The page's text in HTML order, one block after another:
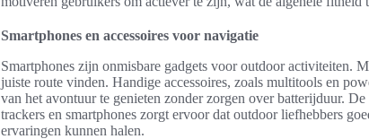
Smartphones en accessoires voor navigatie
Smartphones zijn onmisbare gadgets voor outdoor activiteiten.
juiste route vinden. Handige accessoires, zoals multitools en
van het avontuur te genieten zonder zorgen over batterijduur.
trackers en smartphones zorgt ervoor dat outdoor liefhebbers
ervaringen kunnen halen.